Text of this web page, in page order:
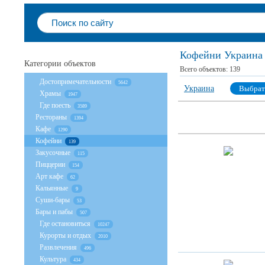
Кофейни Украина
Всего объектов: 139
Украина
Категории объектов
Достопримечательности 5642
Храмы 1947
Где поесть 3589
Рестораны 1394
Кафе 1290
Кофейни 139
Закусочные 115
Пиццерии 154
Арт кафе 62
Кальянные 9
Суши-бары 53
Бары и пабы 507
Где остановиться 10247
Курорты и отдых 2010
Развлечения 496
Культура 434